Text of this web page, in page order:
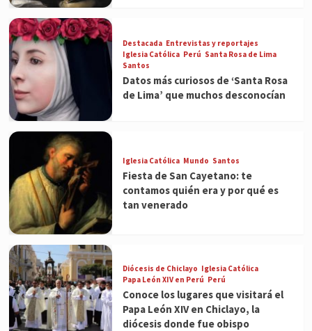
Destacada Entrevistas y reportajes
Iglesia Católica Perú Santa Rosa de Lima
Santos
Datos más curiosos de ‘Santa Rosa
de Lima’ que muchos desconocían
Iglesia Católica Mundo Santos
Fiesta de San Cayetano: te
contamos quién era y por qué es
tan venerado
Diócesis de Chiclayo Iglesia Católica
Papa León XIV en Perú Perú
Conoce los lugares que visitará el
Papa León XIV en Chiclayo, la
diócesis donde fue obispo